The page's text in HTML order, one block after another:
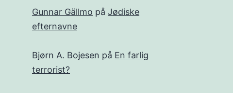
Gunnar Gällmo på Jødiske
efternavne
Bjørn A. Bojesen på En farlig
terrorist?